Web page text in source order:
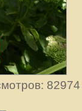
82974